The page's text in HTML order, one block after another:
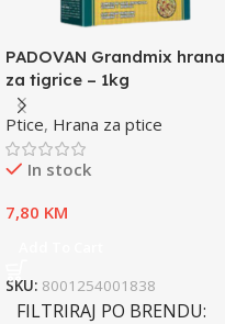
PADOVAN Grandmix hrana
za tigrice – 1kg
Ptice, Hrana za ptice
In stock
7,80 KM
SKU: 8001254001838
FILTRIRAJ PO BRENDU